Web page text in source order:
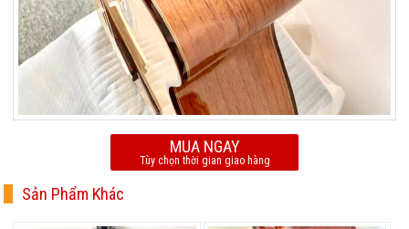
MUA NGAY
Tùy chọn thời gian giao hàng
Sản Phẩm Khác